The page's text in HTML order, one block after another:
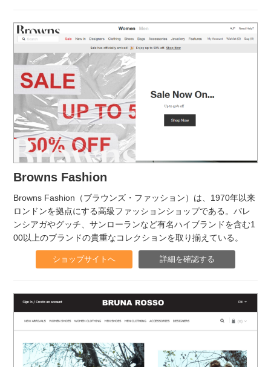
Browns Fashion
Browns Fashion（ブラウンズ・ファッション）は、1970年以来
ロンドンを拠点にする高級ファッションショップである。バレ
ンシアガやグッチ、サンローランなど有名ハイブランドを含む1
00以上のブランドの貴重なコレクションを取り揃えている。
ショップサイトへ 詳細を確認する